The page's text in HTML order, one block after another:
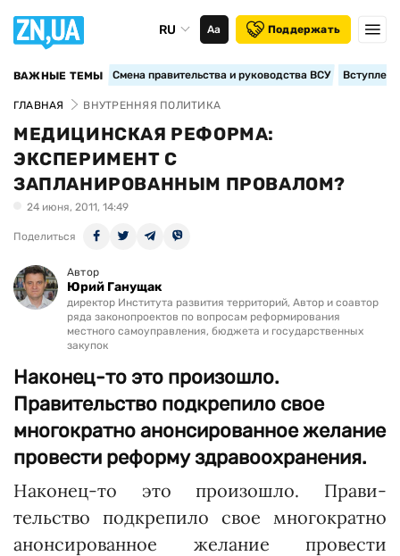
RU Аа Поддержать
ВАЖНЫЕ ТЕМЫ Смена правительства и руководства ВСУ
ГЛАВНАЯ ВНУТРЕННЯЯ ПОЛИТИКА
МЕДИЦИНСКАЯ РЕФОРМА:
ЭКСПЕРИМЕНТ С
ЗАПЛАНИРОВАННЫМ ПРОВАЛОМ?
24 июня, 2011, 14:49
Поделиться
Автор
Юрий Ганущак
директор Института развития территорий, Автор и соавтор
ряда законопроектов по вопросам реформирования
местного самоуправления, бюджета и государственных
закупок
Наконец-то это произошло.
Правительство подкрепило свое
многократно анонсированное желание
провести реформу здравоохранения.
Наконец-то это произошло. Прави­
тельство подкрепило свое многократно
анонсированное желание провести